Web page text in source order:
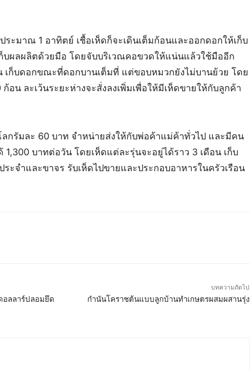
ระมาณ 1 อาทิตย์ เชื้อเห็ดก็จะเดินเต็มก้อนและออกดอกให้เก็บ
บผลผลิตด้วยมือ โดยจับบริเวณคอขวดให้แน่นแล้วใช้มืออีก
เก็บดอกขณะที่ดอกบานเต็มที่ แต่ขอบหมวกยังไม่บานย้วย โดย
อน ละเว้นระยะห่างจะสั่งลงเพิ่มเพื่อให้มีเห็ดขายให้กับลูกค้า
กรัมละ 60 บาท จำหน่ายส่งให้กับพ่อค้าแม่ค้าทั่วไป และมีคน
1,300 บาทต่อวัน โดยเห็ดแต่ละรุ่นจะอยู่ได้ราว 3 เดือน เก็บ
ะจำและขาจร รับเห็ดไปขายและประกอบอาหารในครัวเรือน
อลลาร์ปลอมยึด
บทความถัดไป
กำนันโคราชต้นแบบลูกบ้านทำเกษตรผสมผสานรุ่ง